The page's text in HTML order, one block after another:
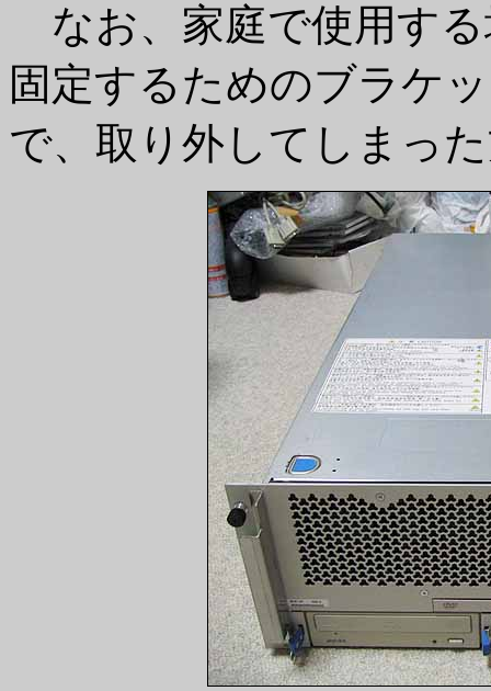
なお、家庭で使用す
固定するためのブラケ
で、取り外してしまっ